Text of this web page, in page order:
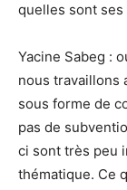
quelles sont
Yacine Sabeg :
nous travaillons
sous forme de
pas de
ci sont très peu
thématique. Ce